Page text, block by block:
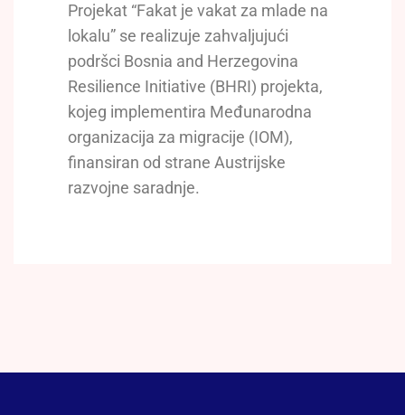
Projekat “Fakat je vakat za mlade na
lokalu” se realizuje zahvaljujući
podršci Bosnia and Herzegovina
Resilience Initiative (BHRI) projekta,
kojeg implementira Međunarodna
organizacija za migracije (IOM),
finansiran od strane Austrijske
razvojne saradnje.